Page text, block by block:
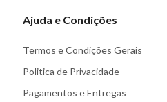
Ajuda e Condições
Termos e Condições Gerais
Politica de Privacidade
Pagamentos e Entregas